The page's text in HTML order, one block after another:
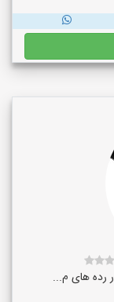
رده های م...